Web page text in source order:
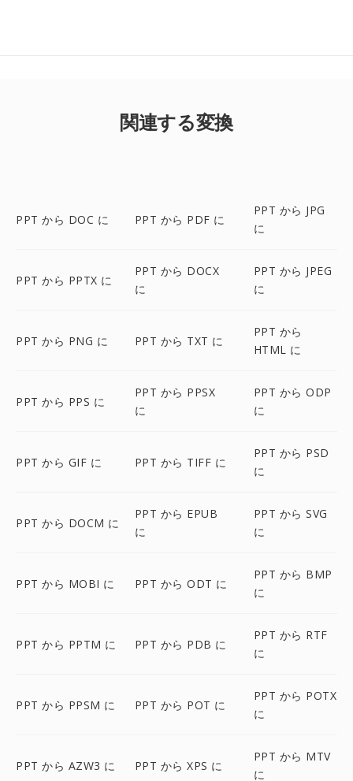
関連する変換
PPT から DOC に PPT から PDF に
PPT から JPG
に
PPT から PPTX に
PPT から DOCX
に
PPT から JPEG
に
PPT から PNG に PPT から TXT に
PPT から
HTML に
PPT から PPS に
PPT から PPSX
に
PPT から ODP
に
PPT から GIF に PPT から TIFF に
PPT から PSD
に
PPT から DOCM に
PPT から EPUB
に
PPT から SVG
に
PPT から MOBI に PPT から ODT に
PPT から BMP
に
PPT から PPTM に PPT から PDB に
PPT から RTF
に
PPT から PPSM に PPT から POT に
PPT から POTX
に
PPT から AZW3 に PPT から XPS に
PPT から MTV
に